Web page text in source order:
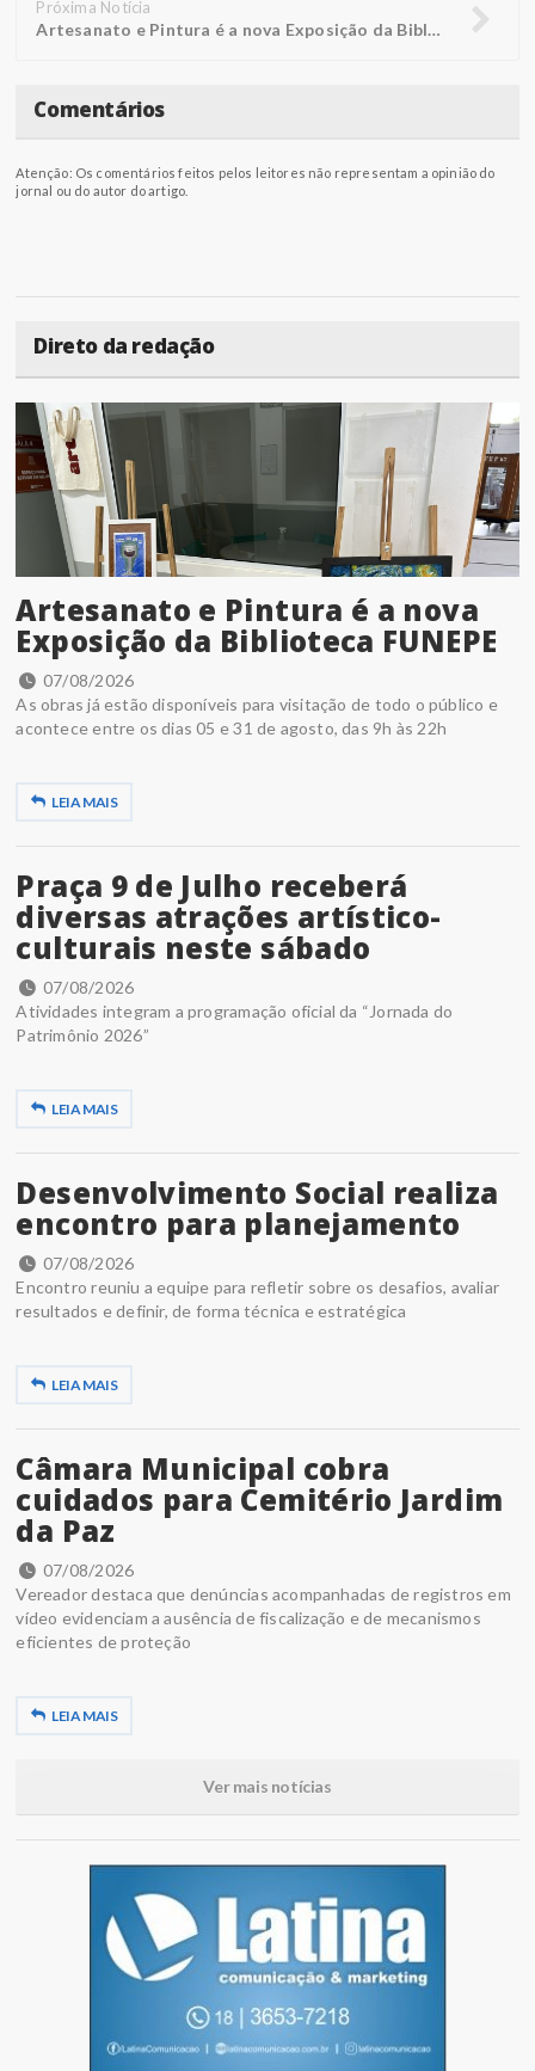
Próxima Notícia
Artesanato e Pintura é a nova Exposição da Biblioteca FUNEPE
Comentários
Atenção: Os comentários feitos pelos leitores não representam a opinião do
jornal ou do autor do artigo.
Direto da redação
Artesanato e Pintura é a nova
Exposição da Biblioteca FUNEPE
07/08/2026
As obras já estão disponíveis para visitação de todo o público e
acontece entre os dias 05 e 31 de agosto, das 9h às 22h
LEIA MAIS
Praça 9 de Julho receberá
diversas atrações artístico-
culturais neste sábado
07/08/2026
Atividades integram a programação oficial da “Jornada do
Patrimônio 2026”
LEIA MAIS
Desenvolvimento Social realiza
encontro para planejamento
07/08/2026
Encontro reuniu a equipe para refletir sobre os desafios, avaliar
resultados e definir, de forma técnica e estratégica
LEIA MAIS
Câmara Municipal cobra
cuidados para Cemitério Jardim
da Paz
07/08/2026
Vereador destaca que denúncias acompanhadas de registros em
vídeo evidenciam a ausência de fiscalização e de mecanismos
eficientes de proteção
LEIA MAIS
Ver mais notícias